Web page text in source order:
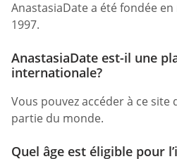
AnastasiaDate a été fondée
1997.
AnastasiaDate est-il une
internationale?
Vous pouvez accéder à ce site
partie du monde.
Quel âge est éligible pour